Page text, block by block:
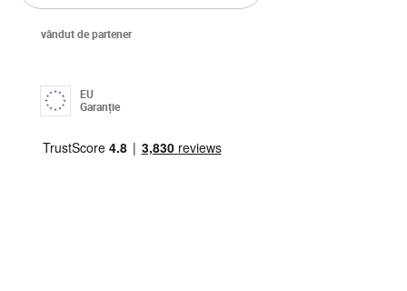
vândut de partener
EU
Garanție